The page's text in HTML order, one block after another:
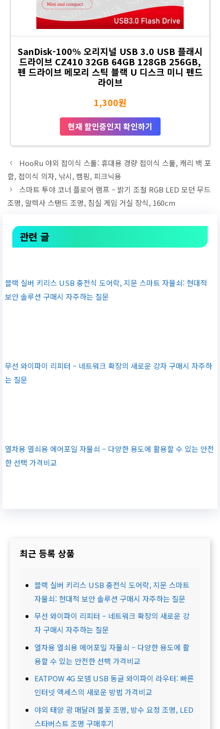
SanDisk-100% 오리지널 USB 3.0 USB 플래시
드라이브 CZ410 32GB 64GB 128GB 256GB,
펜 드라이브 메모리 스틱 블랙 U 디스크 미니 펜드
라이브
1,300원
현재 할인중인지 확인하기
HooRu 야외 접이식 스툴: 휴대용 경량 접이식 스툴, 캐리 백 포
함, 접이식 의자, 낚시, 캠핑, 피크닉용
스마트 투야 코너 플로어 램프 – 밝기 조절 RGB LED 모던 무드
조명, 알렉사 스탠드 조명, 침실 게임 거실 장식, 160cm
관련 글
블랙 실버 키리스 USB 충전식 도어락, 지문 스마트 자물쇠: 현대적
보안 솔루션 구매시 자주하는 질문
무선 와이파이 리피터 – 네트워크 확장의 새로운 강자 구매시 자주하
는 질문
열차용 열쇠용 에어포일 자물쇠 – 다양한 용도에 활용할 수 있는 안전
한 선택 가격비교
최근 등록 상품
블랙 실버 키리스 USB 충전식 도어락, 지문 스마트
자물쇠: 현대적 보안 솔루션 구매시 자주하는 질문
무선 와이파이 리피터 – 네트워크 확장의 새로운 강
자 구매시 자주하는 질문
열차용 열쇠용 에어포일 자물쇠 – 다양한 용도에 활
용할 수 있는 안전한 선택 가격비교
EATPOW 4G 모뎀 USB 동글 와이파이 라우터: 빠른
인터넷 액세스의 새로운 방법 가격비교
야외 태양 광 매달려 불꽃 조명, 방수 요정 조명, LED
스타버스트 조명 구매후기